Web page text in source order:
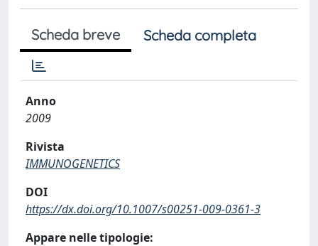
Scheda breve Scheda completa
Anno
2009
Rivista
IMMUNOGENETICS
DOI
https://dx.doi.org/10.1007/s00251-009-0361-3
Appare nelle tipologie: